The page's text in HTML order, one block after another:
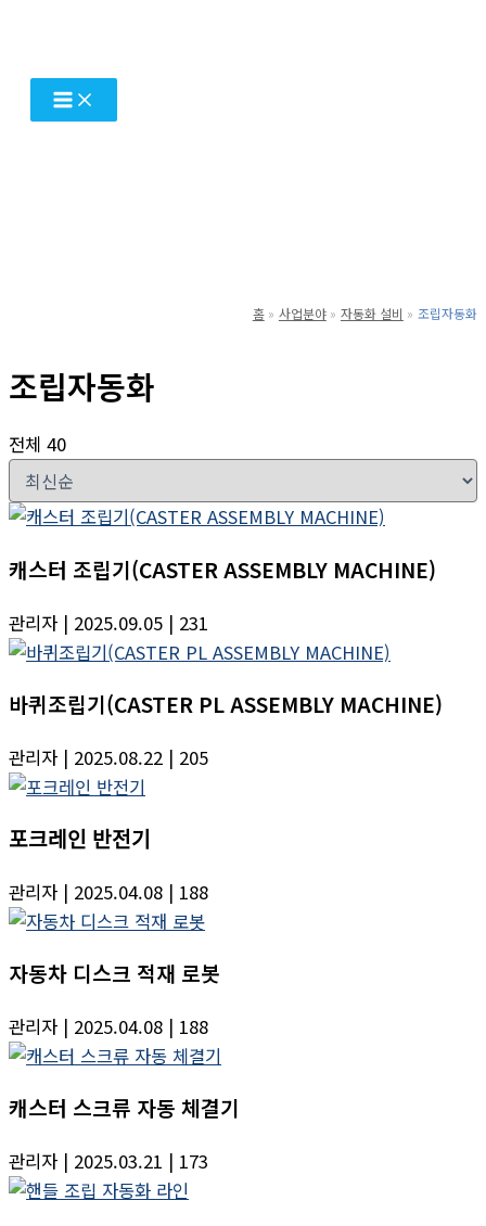
홈 사업분야 자동화 설비 조립자동화
조립자동화
전체 40
캐스터 조립기(CASTER ASSEMBLY MACHINE)
관리자 | 2025.09.05 | 231
바퀴조립기(CASTER PL ASSEMBLY MACHINE)
관리자 | 2025.08.22 | 205
포크레인 반전기
관리자 | 2025.04.08 | 188
자동차 디스크 적재 로봇
관리자 | 2025.04.08 | 188
캐스터 스크류 자동 체결기
관리자 | 2025.03.21 | 173